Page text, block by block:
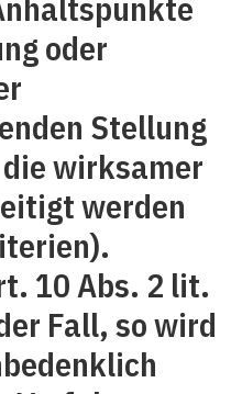
oder
Stellung
wirksamer
werden
10 Abs. 2 lit.
Fall, so wird